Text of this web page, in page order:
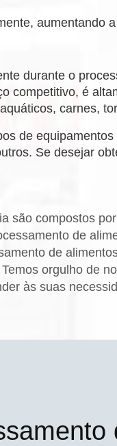
aumentando
durante o
competitivo, é
carnes,
de
Se desejar
são compostos
de
de
orgulho de
às suas